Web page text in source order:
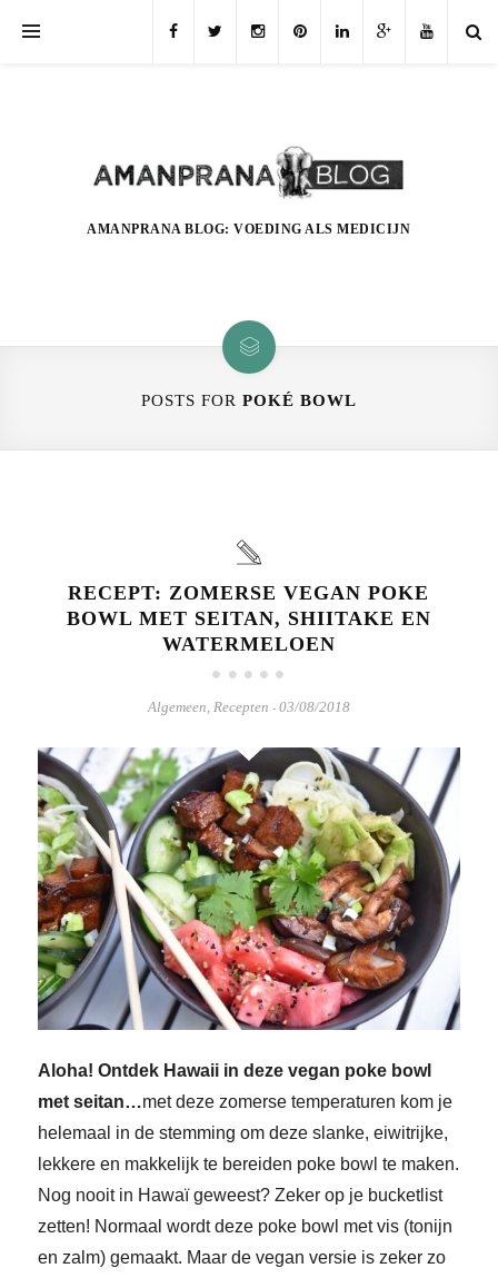
AMANPRANA BLOG: VOEDING ALS MEDICIJN
POSTS FOR POKÉ BOWL
RECEPT: ZOMERSE VEGAN POKE
BOWL MET SEITAN, SHIITAKE EN
WATERMELOEN
Algemeen Recepten - 03/08/2018
Aloha! Ontdek Hawaii in deze vegan poke bowl
met seitan…met deze zomerse temperaturen kom je
helemaal in de stemming om deze slanke, eiwitrijke,
lekkere en makkelijk te bereiden poke bowl te maken.
Nog nooit in Hawaï geweest? Zeker op je bucketlist
zetten! Normaal wordt deze poke bowl met vis (tonijn
en zalm) gemaakt. Maar de vegan versie is zeker zo